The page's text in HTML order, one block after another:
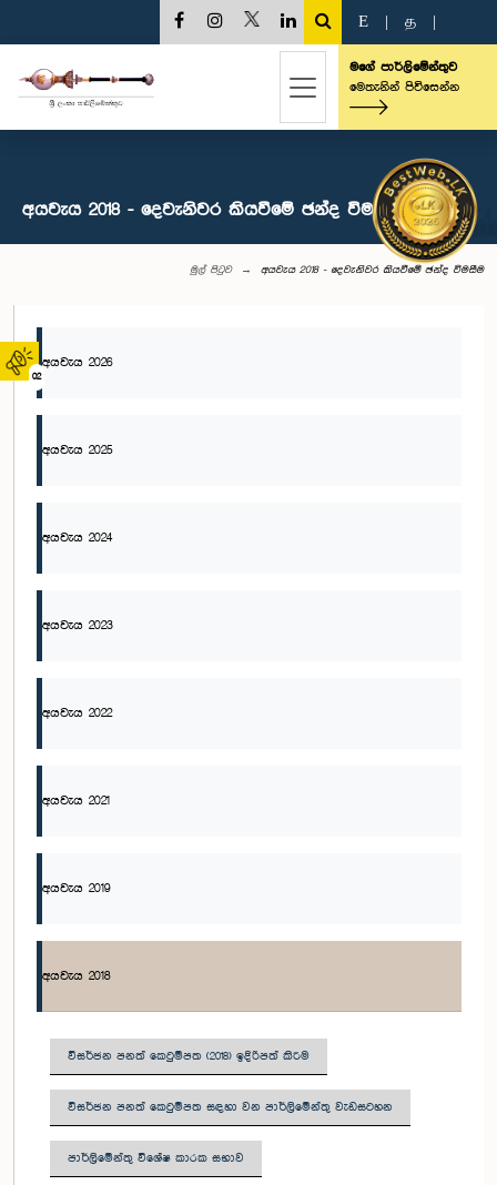
02
E த
මගේ පාර්ලිමේන්තුව
මෙතැනින් පිවිසෙන්න
අයවැය 2018 - දෙවැනිවර කියවීමේ ඡන්ද විමසීම
මුල් පිටුව අයවැය 2018 - දෙවැනිවර කියවීමේ ඡන්ද විමසීම
අයවැය 2026
අයවැය 2025
අයවැය 2024
අයවැය 2023
අයවැය 2022
අයවැය 2021
අයවැය 2019
අයවැය 2018
විසර්ජන පනත් කෙටුම්පත (2018) ඉදිරිපත් කිරීම
විසර්ජන පනත් කෙටුම්පත සඳහා වන පාර්ලිමේන්තු වැඩසටහන
පාර්ලිමේන්තු විශේෂ කාරක සභාව